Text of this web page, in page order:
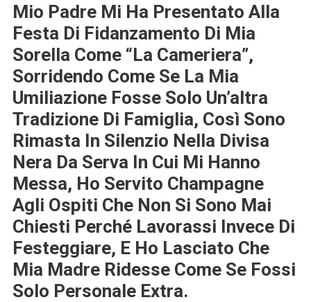
Mio Padre Mi Ha Presentato Alla
Festa Di Fidanzamento Di Mia
Sorella Come “la Cameriera”,
Sorridendo Come Se La Mia
Umiliazione Fosse Solo Un’altra
Tradizione Di Famiglia, Così Sono
Rimasta In Silenzio Nella Divisa
Nera Da Serva In Cui Mi Hanno
Messa, Ho Servito Champagne
Agli Ospiti Che Non Si Sono Mai
Chiesti Perché Lavorassi Invece Di
Festeggiare, E Ho Lasciato Che
Mia Madre Ridesse Come Se Fossi
Solo Personale Extra.